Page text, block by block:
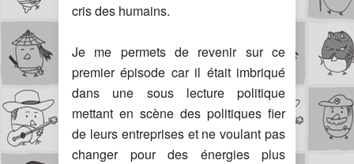
cris des humains.
Je me permets de revenir sur ce
premier épisode car il était imbriqué
dans une sous lecture politique
mettant en scène des politiques fier
de leurs entreprises et ne voulant pas
changer pour des énergies plus